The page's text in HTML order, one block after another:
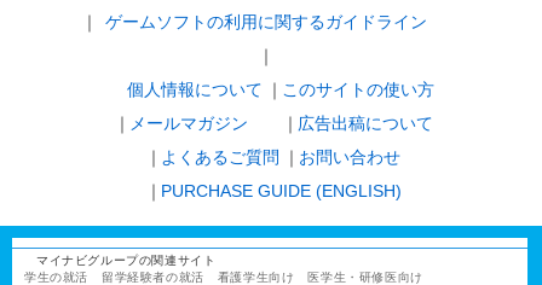
ゲームソフトの利用に関するガイドライン
｜
個人情報について
このサイトの使い方
メールマガジン
広告出稿について
よくあるご質問
お問い合わせ
PURCHASE GUIDE (ENGLISH)
マイナビグループの関連サイト
学生の就活
留学経験者の就活 看護学生向け 医学生・研修医向け